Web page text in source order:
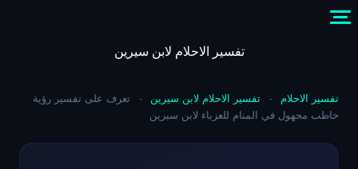
content
تفسير الاحلام لابن سيرين
تفسير الاحلام - تفسير الاحلام لابن سيرين -
تعرف على تفسير رؤية
خاطب مجهول في المنام للعزباء لابن سيرين